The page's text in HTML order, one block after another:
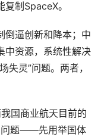
制SpaceX。
倒逼创新和降本；中
中资源，系统性解决
失灵”问题。两者，
国商业航天目前的
问题——先用举国体